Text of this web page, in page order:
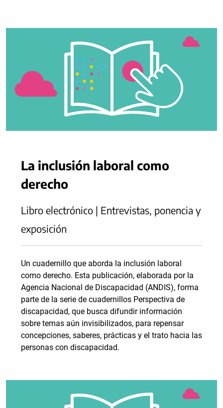
La inclusión laboral como
derecho
Libro electrónico | Entrevistas, ponencia y
exposición
Un cuadernillo que aborda la inclusión laboral
como derecho. Esta publicación, elaborada por la
Agencia Nacional de Discapacidad (ANDIS), forma
parte de la serie de cuadernillos Perspectiva de
discapacidad, que busca difundir información
sobre temas aún invisibilizados, para repensar
concepciones, saberes, prácticas y el trato hacia las
personas con discapacidad.